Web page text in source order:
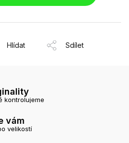
Hlídat Sdílet
kontrolujeme
vám
velikostí